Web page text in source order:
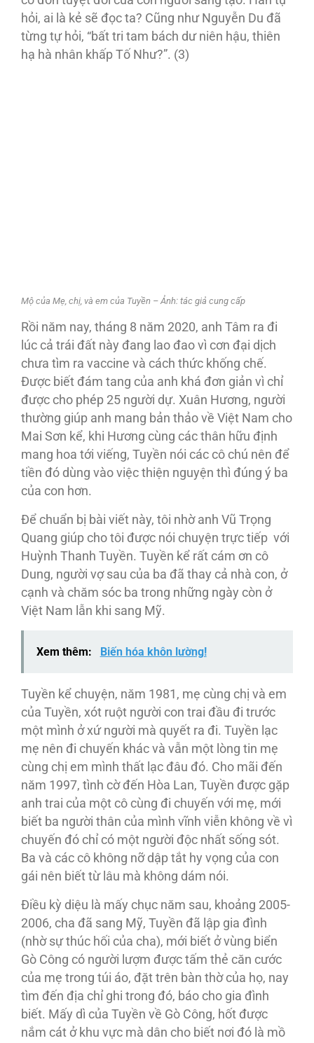
hỏi, ai là kẻ sẽ đọc ta? Cũng như Nguyễn Du đã
từng tự hỏi, “bất tri tam bách dư niên hậu, thiên
hạ hà nhân khấp Tố Như?”. (3)
Mộ của Mẹ, chị, và em của Tuyền – Ảnh: tác giả cung cấp
Rồi năm nay, tháng 8 năm 2020, anh Tâm ra đi
lúc cả trái đất này đang lao đao vì cơn đại dịch
chưa tìm ra vaccine và cách thức khống chế.
Ðược biết đám tang của anh khá đơn giản vì chỉ
được cho phép 25 người dự. Xuân Hương, người
thường giúp anh mang bản thảo về Việt Nam cho
Mai Sơn kể, khi Hương cùng các thân hữu định
mang hoa tới viếng, Tuyền nói các cô chú nên để
tiền đó dùng vào việc thiện nguyện thì đúng ý ba
của con hơn.
Ðể chuẩn bị bài viết này, tôi nhờ anh Vũ Trọng
Quang giúp cho tôi được nói chuyện trực tiếp với
Huỳnh Thanh Tuyền. Tuyền kể rất cám ơn cô
Dung, người vợ sau của ba đã thay cả nhà con, ở
cạnh và chăm sóc ba trong những ngày còn ở
Việt Nam lẫn khi sang Mỹ.
Xem thêm: Biến hóa khôn lường!
Tuyền kể chuyện, năm 1981, mẹ cùng chị và em
của Tuyền, xót ruột người con trai đầu đi trước
một mình ở xứ người mà quyết ra đi. Tuyền lạc
mẹ nên đi chuyến khác và vẫn một lòng tin mẹ
cùng chị em mình thất lạc đâu đó. Cho mãi đến
năm 1997, tình cờ đến Hòa Lan, Tuyền được gặp
anh trai của một cô cùng đi chuyến với mẹ, mới
biết ba người thân của mình vĩnh viễn không về vì
chuyến đó chỉ có một người độc nhất sống sót.
Ba và các cô không nỡ dập tắt hy vọng của con
gái nên biết từ lâu mà không dám nói.
Ðiều kỳ diệu là mấy chục năm sau, khoảng 2005-
2006, cha đã sang Mỹ, Tuyền đã lập gia đình
(nhờ sự thúc hối của cha), mới biết ở vùng biển
Gò Công có người lượm được tấm thẻ căn cước
của mẹ trong túi áo, đặt trên bàn thờ của họ, nay
tìm đến địa chỉ ghi trong đó, báo cho gia đình
biết. Mấy dì của Tuyền về Gò Công, hốt được
nắm cát ở khu vực mà dân cho biết nơi đó là mồ